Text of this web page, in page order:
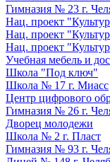
Гимназия № 23 г.
Нац. проект
Нац. проект
Нац. проект
Учебная мебель и
Школа "Под ключ"
Школа № 17 г. Миасс
Центр цифрового
Гимназия № 26 г.
Дворец молодежи
Школа № 2 г. Пласт
Гимназия № 93 г.